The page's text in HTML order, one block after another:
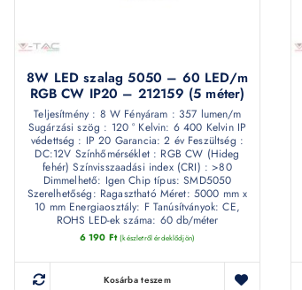
8W LED szalag 5050 – 60 LED/m
RGB CW IP20 – 212159 (5 méter)
Teljesítmény : 8 W Fényáram : 357 lumen/m
Sugárzási szög : 120 ° Kelvin: 6 400 Kelvin IP
védettség : IP 20 Garancia: 2 év Feszültség :
DC:12V Színhőmérséklet : RGB CW (Hideg
fehér) Színvisszaadási index (CRI) : >80
Dimmelhető: Igen Chip típus: SMD5050
Szerelhetőség: Ragasztható Méret: 5000 mm x
10 mm Energiaosztály: F Tanúsítványok: CE,
ROHS LED-ek száma: 60 db/méter
6 190 Ft (készletről érdeklődjön)
Kosárba teszem